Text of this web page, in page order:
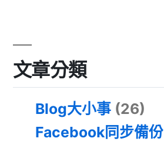
文章分類
Blog大小事 (26)
Facebook同步備份